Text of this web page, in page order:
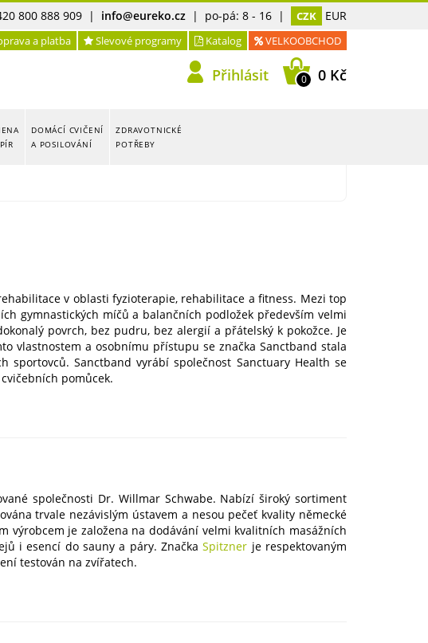
800 888 909 | info@eureko.cz | po-pá: 8 - 16 | CZK EUR
a platba Slevové programy Katalog VELKOOBCHOD
Přihlásit 0 0 Kč
DOMÁCÍ CVIČENÍ
A POSILOVÁNÍ
ZDRAVOTNICKÉ
POTŘEBY
v oblasti fyzioterapie, rehabilitace a fitness. Mezi top
gymnastických míčů a balančních podložek především velmi
povrch, bez pudru, bez alergií a přátelský k pokožce. Je
vlastnostem a osobnímu přístupu se značka Sanctband stala
Sanctband vyrábí společnost Sanctuary Health se
pomůcek.
společnosti Dr. Willmar Schwabe. Nabízí široký sortiment
trvale nezávislým ústavem a nesou pečeť kvality německé
výrobcem je založena na dodávání velmi kvalitních masážních
i esencí do sauny a páry. ZnačkaSpitzner je respektovaným
testován na zvířatech.